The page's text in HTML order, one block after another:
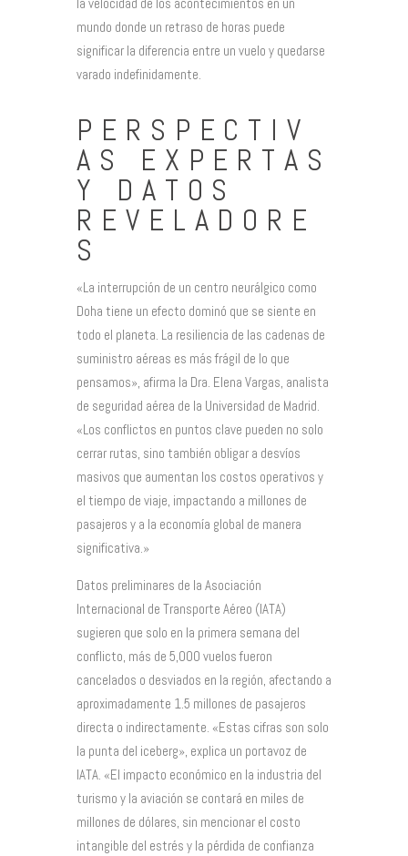
mundo donde un retraso de horas puede
significar la diferencia entre un vuelo y quedarse
varado indefinidamente.
PERSPECTIV
AS EXPERTAS
Y DATOS
REVELADORE
S
«La interrupción de un centro neurálgico como
Doha tiene un efecto dominó que se siente en
todo el planeta. La resiliencia de las cadenas de
suministro aéreas es más frágil de lo que
pensamos», afirma la Dra. Elena Vargas, analista
de seguridad aérea de la Universidad de Madrid.
«Los conflictos en puntos clave pueden no solo
cerrar rutas, sino también obligar a desvíos
masivos que aumentan los costos operativos y
el tiempo de viaje, impactando a millones de
pasajeros y a la economía global de manera
significativa.»
Datos preliminares de la Asociación
Internacional de Transporte Aéreo (IATA)
sugieren que solo en la primera semana del
conflicto, más de 5,000 vuelos fueron
cancelados o desviados en la región, afectando a
aproximadamente 1.5 millones de pasajeros
directa o indirectamente. «Estas cifras son solo
la punta del iceberg», explica un portavoz de
IATA. «El impacto económico en la industria del
turismo y la aviación se contará en miles de
millones de dólares, sin mencionar el costo
intangible del estrés y la pérdida de confianza